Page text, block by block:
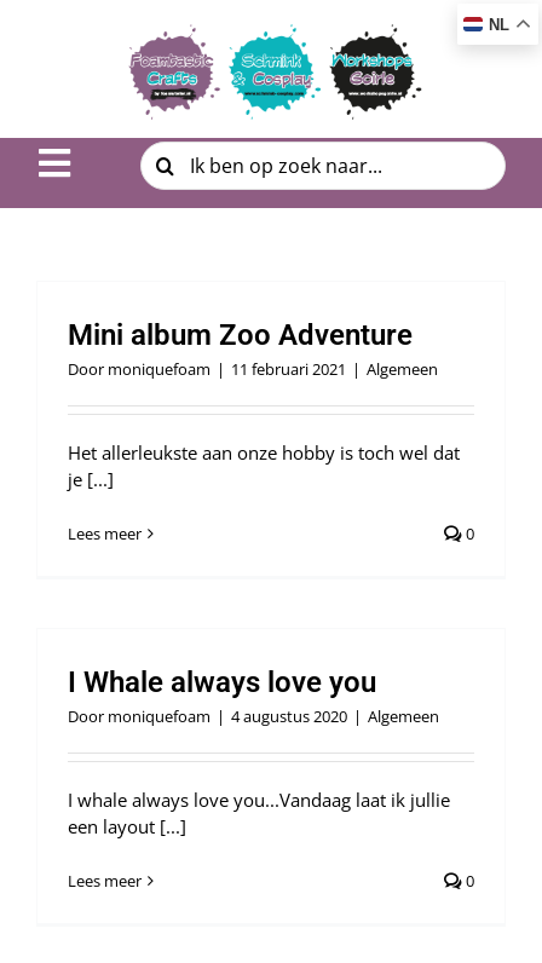
Toggle
Workshop | Cursus
Over ons
Zoeken
naar:
Mini album Zoo Adventure
Door moniquefoam | 11 februari 2021 | Algemeen
Het allerleukste aan onze hobby is toch wel dat
je [...]
Lees meer 0
I Whale always love you
Door moniquefoam | 4 augustus 2020 | Algemeen
I whale always love you...Vandaag laat ik jullie
een layout [...]
Lees meer 0
NL